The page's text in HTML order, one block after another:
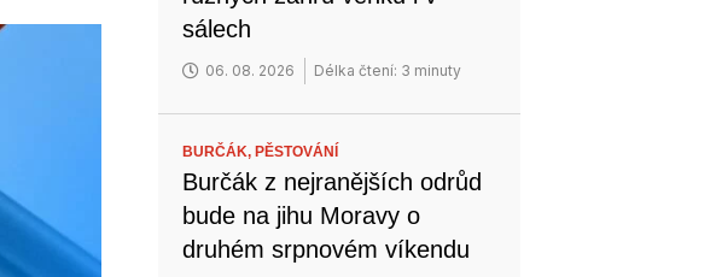
sálech
06. 08. 2026 Délka čtení: 3 minuty
BURČÁK,PĚSTOVÁNÍ
Burčák z nejranějších odrůd
bude na jihu Moravy o
druhém srpnovém víkendu